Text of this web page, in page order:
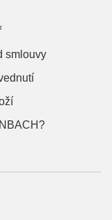
smlouvy